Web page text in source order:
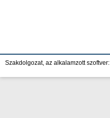
Szakdolgozat, az alkalamzott szoftver: